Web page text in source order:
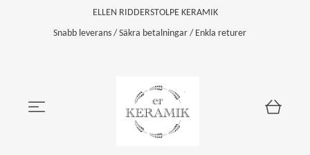
ELLEN RIDDERSTOLPE KERAMIK
Snabb leverans / Säkra betalningar / Enkla returer